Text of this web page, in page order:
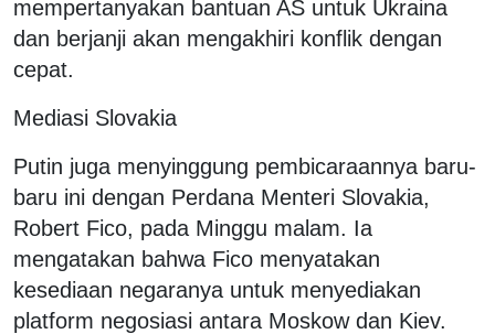
mempertanyakan bantuan AS untuk Ukraina
dan berjanji akan mengakhiri konflik dengan
cepat.
Mediasi Slovakia
Putin juga menyinggung pembicaraannya baru-
baru ini dengan Perdana Menteri Slovakia,
Robert Fico, pada Minggu malam. Ia
mengatakan bahwa Fico menyatakan
kesediaan negaranya untuk menyediakan
platform negosiasi antara Moskow dan Kiev.